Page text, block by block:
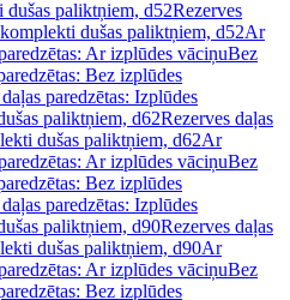
paliktņiem, d52Rezerves
dušas paliktņiem, d52Ar
Ar izplūdes vāciņuBez
Bez izplūdes
paredzētas: Izplūdes
paliktņiem, d62Rezerves daļas
dušas paliktņiem, d62Ar
Ar izplūdes vāciņuBez
Bez izplūdes
paredzētas: Izplūdes
paliktņiem, d90Rezerves daļas
dušas paliktņiem, d90Ar
Ar izplūdes vāciņuBez
Bez izplūdes